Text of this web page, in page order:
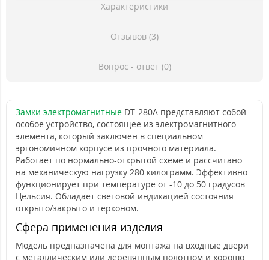
Характеристики
Отзывов (3)
Вопрос - ответ (0)
Замки электромагнитные DT-280A представляют собой
особое устройство, состоящее из электромагнитного
элемента, который заключен в специальном
эргономичном корпусе из прочного материала.
Работает по нормально-открытой схеме и рассчитано
на механическую нагрузку 280 килограмм. Эффективно
функционирует при температуре от -10 до 50 градусов
Цельсия. Обладает световой индикацией состояния
открыто/закрыто и герконом.
Сфера применения изделия
Модель предназначена для монтажа на входные двери
с металлическим или деревянным полотном и хорошо